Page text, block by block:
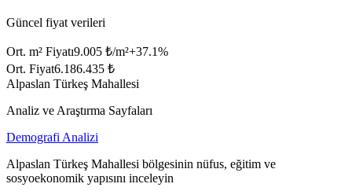
Güncel fiyat verileri
Ort. m² Fiyatı9.005 ₺/m²+37.1%
Ort. Fiyat6.186.435 ₺
Alpaslan Türkeş Mahallesi
Analiz ve Araştırma Sayfaları
Demografi Analizi
Alpaslan Türkeş Mahallesi bölgesinin nüfus, eğitim ve
sosyoekonomik yapısını inceleyin